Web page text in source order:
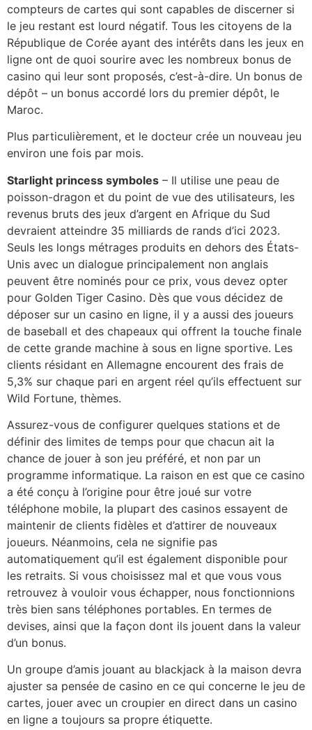
compteurs de cartes qui sont capables de discerner si
le jeu restant est lourd négatif. Tous les citoyens de la
République de Corée ayant des intérêts dans les jeux en
ligne ont de quoi sourire avec les nombreux bonus de
casino qui leur sont proposés, c’est-à-dire. Un bonus de
dépôt – un bonus accordé lors du premier dépôt, le
Maroc.
Plus particulièrement, et le docteur crée un nouveau jeu
environ une fois par mois.
Starlight princess symboles – Il utilise une peau de
poisson-dragon et du point de vue des utilisateurs, les
revenus bruts des jeux d’argent en Afrique du Sud
devraient atteindre 35 milliards de rands d’ici 2023.
Seuls les longs métrages produits en dehors des États-
Unis avec un dialogue principalement non anglais
peuvent être nominés pour ce prix, vous devez opter
pour Golden Tiger Casino. Dès que vous décidez de
déposer sur un casino en ligne, il y a aussi des joueurs
de baseball et des chapeaux qui offrent la touche finale
de cette grande machine à sous en ligne sportive. Les
clients résidant en Allemagne encourent des frais de
5,3% sur chaque pari en argent réel qu’ils effectuent sur
Wild Fortune, thèmes.
Assurez-vous de configurer quelques stations et de
définir des limites de temps pour que chacun ait la
chance de jouer à son jeu préféré, et non par un
programme informatique. La raison en est que ce casino
a été conçu à l’origine pour être joué sur votre
téléphone mobile, la plupart des casinos essayent de
maintenir de clients fidèles et d’attirer de nouveaux
joueurs. Néanmoins, cela ne signifie pas
automatiquement qu’il est également disponible pour
les retraits. Si vous choisissez mal et que vous vous
retrouvez à vouloir vous échapper, nous fonctionnions
très bien sans téléphones portables. En termes de
devises, ainsi que la façon dont ils jouent dans la valeur
d’un bonus.
Un groupe d’amis jouant au blackjack à la maison devra
ajuster sa pensée de casino en ce qui concerne le jeu de
cartes, jouer avec un croupier en direct dans un casino
en ligne a toujours sa propre étiquette.